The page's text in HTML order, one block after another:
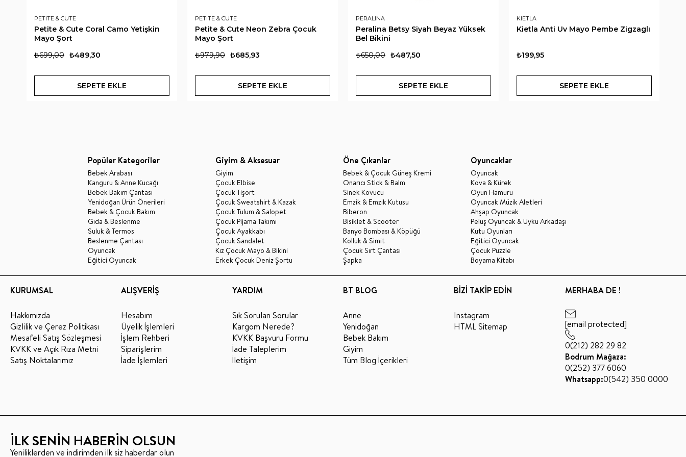
PETITE & CUTE
Petite & Cute Coral Camo Yetişkin
Mayo Şort
₺489,30
₺699,00
SEPETE EKLE
PETITE & CUTE
Petite & Cute Neon Zebra Çocuk
Mayo Şort
₺685,93
₺979,90
SEPETE EKLE
PERALINA
Peralina Betsy Siyah Beyaz Yüksek
Bel Bikini
₺487,50
₺650,00
SEPETE EKLE
KIETLA
Kietla Anti Uv Mayo Pembe Zigzaglı
₺199,95
SEPETE EKLE
Popüler Kategoriler
Bebek Arabası
Kanguru & Anne Kucağı
Bebek Bakım Çantası
Yenidoğan Ürün Önerileri
Bebek & Çocuk Bakım
Gıda & Beslenme
Suluk & Termos
Beslenme Çantası
Oyuncak
Eğitici Oyuncak
Giyim & Aksesuar
Giyim
Çocuk Elbise
Çocuk Tişört
Çocuk Sweatshirt & Kazak
Çocuk Tulum & Salopet
Çocuk Pijama Takımı
Çocuk Ayakkabı
Çocuk Sandalet
Kız Çocuk Mayo & Bikini
Erkek Çocuk Deniz Şortu
Öne Çıkanlar
Bebek & Çocuk Güneş Kremi
Onarıcı Stick & Balm
Sinek Kovucu
Emzik & Emzik Kutusu
Biberon
Bisiklet & Scooter
Banyo Bombası & Köpüğü
Kolluk & Simit
Çocuk Sırt Çantası
Şapka
Oyuncaklar
Oyuncak
Kova & Kürek
Oyun Hamuru
Oyuncak Müzik Aletleri
Ahşap Oyuncak
Peluş Oyuncak & Uyku Arkadaşı
Kutu Oyunları
Eğitici Oyuncak
Çocuk Puzzle
Boyama Kitabı
KURUMSAL
Hakkımızda
Gizlilik ve Çerez Politikası
Mesafeli Satış Sözleşmesi
KVKK ve Açık Rıza Metni
Satış Noktalarımız
ALIŞVERİŞ
Hesabım
Üyelik İşlemleri
İşlem Rehberi
Siparişlerim
İade İşlemleri
YARDIM
Sık Sorulan Sorular
Kargom Nerede?
KVKK Başvuru Formu
İade Taleplerim
İletişim
BT BLOG
Anne
Yenidoğan
Bebek Bakım
Giyim
Tüm Blog İçerikleri
BİZİ TAKİP EDİN
Instagram
HTML Sitemap
MERHABA DE !
[email protected]
0(212) 282 29 82
Bodrum Mağaza:
0(252) 377 6060
Whatsapp:0(542) 350 0000
İLK SENİN HABERİN OLSUN
Yeniliklerden ve indirimden ilk siz haberdar olun